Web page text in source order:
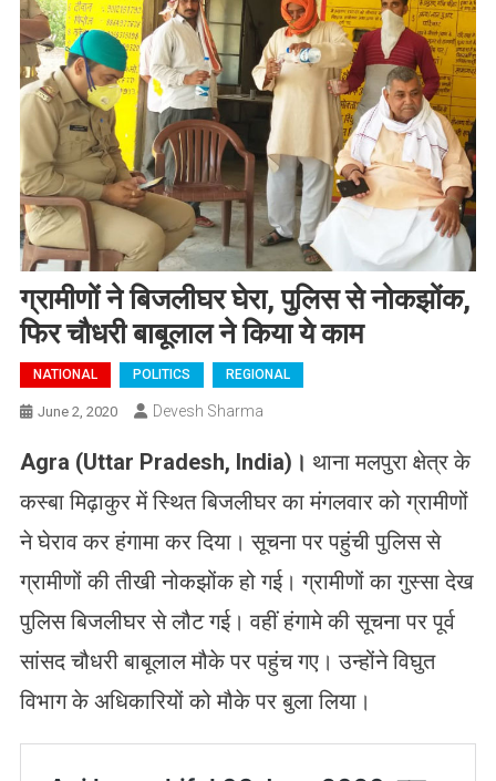
ग्रामीणों ने बिजलीघर घेरा, पुलिस से नोकझोंक,
फिर चौधरी बाबूलाल ने किया ये काम
NATIONAL POLITICS REGIONAL
June 2, 2020 Devesh Sharma
Agra (Uttar Pradesh, India)। थाना मलपुरा क्षेत्र के
कस्बा मिढ़ाकुर में स्थित बिजलीघर का मंगलवार को ग्रामीणों
ने घेराव कर हंगामा कर दिया। सूचना पर पहुंची पुलिस से
ग्रामीणों की तीखी नोकझोंक हो गई। ग्रामीणों का गुस्सा देख
पुलिस बिजलीघर से लौट गई। वहीं हंगामे की सूचना पर पूर्व
सांसद चौधरी बाबूलाल मौके पर पहुंच गए। उन्होंने विघुत
विभाग के अधिकारियों को मौके पर बुला लिया।